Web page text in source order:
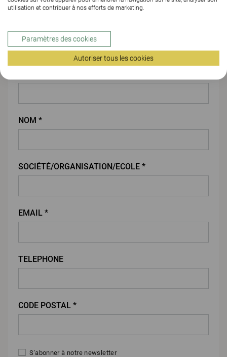
PIÈCE JOINTE
Vos coordonnées
NOM *
SOCIÉTÉ/ORGANISATION/ECOLE *
EMAIL *
TELEPHONE
CODE POSTAL *
S'abonner à notre newsletter
utilisation et contribuer à nos efforts de marketing.
Paramètres des cookies
Autoriser tous les cookies